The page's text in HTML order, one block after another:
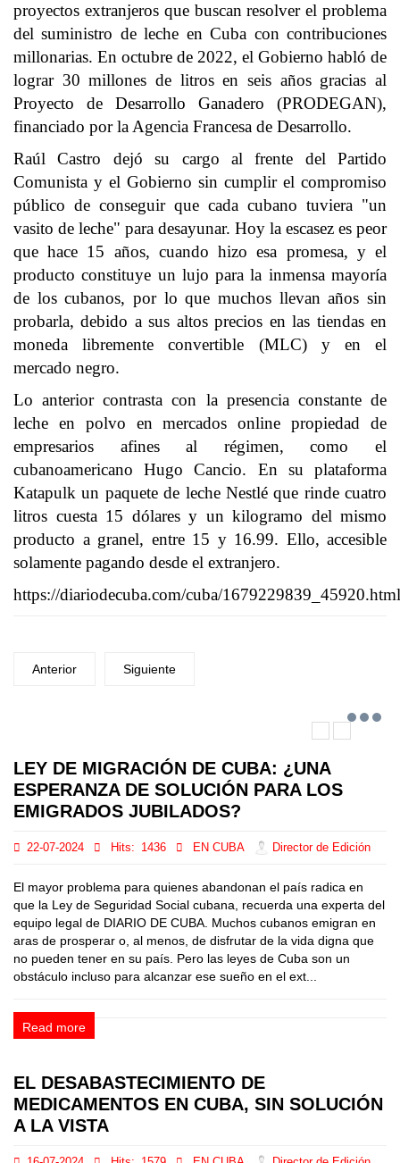
proyectos extranjeros que buscan resolver el problema
del suministro de leche en Cuba con contribuciones
millonarias. En octubre de 2022, el Gobierno habló de
lograr 30 millones de litros en seis años gracias al
Proyecto de Desarrollo Ganadero (PRODEGAN),
financiado por la Agencia Francesa de Desarrollo.
Raúl Castro dejó su cargo al frente del Partido
Comunista y el Gobierno sin cumplir el compromiso
público de conseguir que cada cubano tuviera "un
vasito de leche" para desayunar. Hoy la escasez es peor
que hace 15 años, cuando hizo esa promesa, y el
producto constituye un lujo para la inmensa mayoría
de los cubanos, por lo que muchos llevan años sin
probarla, debido a sus altos precios en las tiendas en
moneda libremente convertible (MLC) y en el
mercado negro.
Lo anterior contrasta con la presencia constante de
leche en polvo en mercados online propiedad de
empresarios afines al régimen, como el
cubanoamericano Hugo Cancio. En su plataforma
Katapulk un paquete de leche Nestlé que rinde cuatro
litros cuesta 15 dólares y un kilogramo del mismo
producto a granel, entre 15 y 16.99. Ello, accesible
solamente pagando desde el extranjero.
https://diariodecuba.com/cuba/1679229839_45920.html
Anterior Siguiente
LEY DE MIGRACIÓN DE CUBA: ¿UNA
ESPERANZA DE SOLUCIÓN PARA LOS
EMIGRADOS JUBILADOS?
22-07-2024 Hits: 1436 EN CUBA Director de Edición
El mayor problema para quienes abandonan el país radica en
que la Ley de Seguridad Social cubana, recuerda una experta del
equipo legal de DIARIO DE CUBA. Muchos cubanos emigran en
aras de prosperar o, al menos, de disfrutar de la vida digna que
no pueden tener en su país. Pero las leyes de Cuba son un
obstáculo incluso para alcanzar ese sueño en el ext...
Read more
EL DESABASTECIMIENTO DE
MEDICAMENTOS EN CUBA, SIN SOLUCIÓN
A LA VISTA